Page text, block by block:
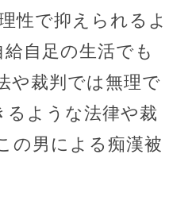
性で抑えられるよ
自足の生活でも
や裁判では無理で
ような法律や裁
の男による痴漢被